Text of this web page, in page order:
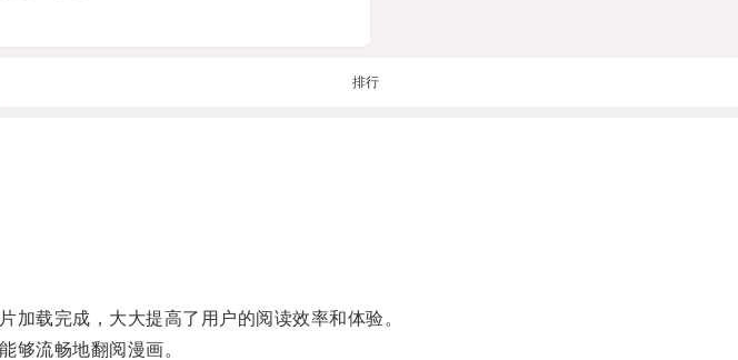
排行
载完成，大大提高了用户的阅读效率和体验。
流畅地翻阅漫画。